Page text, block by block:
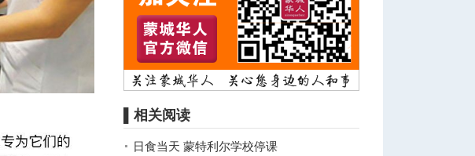
▌相关阅读
日食当天 蒙特利尔学校停课